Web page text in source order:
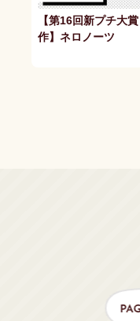
【第16回新プチ大
作】ネロノーツ